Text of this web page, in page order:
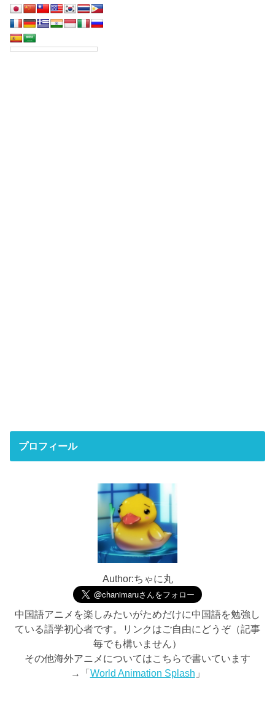
プロフィール
Author:ちゃに丸
中国語アニメを楽しみたいがためだけに中国語を勉強し
ている語学初心者です。リンクはご自由にどうぞ（記事
毎でも構いません）
その他海外アニメについてはこちらで書いています
→「World Animation Splash 」